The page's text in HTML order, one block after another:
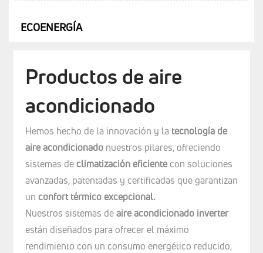
ECOENERGÍA
Productos de aire
acondicionado
Hemos hecho de la innovación y la tecnología de
aire acondicionadonuestros pilares, ofreciendo
sistemas de climatización eficientecon soluciones
avanzadas, patentadas y certificadas que garantizan
un confort térmico excepcional.
Nuestros sistemas deaire acondicionado inverter
están diseñados para ofrecer el máximo
rendimiento con un consumo energético reducido,